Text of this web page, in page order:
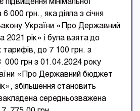
підвищення мінімальної
000 грн., яка діяла з січня
України «Про Державний
2021 рік» і була взята до
тарифів, до 7 100 грн. з
000 грн з 01.04.2024 року
«Про Державний бюджет
збільшення становить
середньозважена